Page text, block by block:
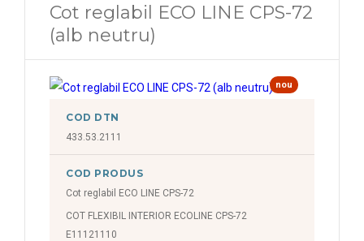
Cot reglabil ECO LINE CPS-72
(alb neutru)
nou
COD DTN
433.53.2111
COD PRODUS
Cot reglabil ECO LINE CPS-72
COT FLEXIBIL INTERIOR ECOLINE CPS-72
E11121110